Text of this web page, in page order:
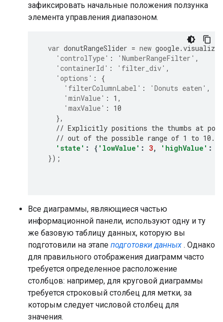
зафиксировать начальные положения ползунка
элемента управления диапазоном.
var donutRangeSlider = new google.
'controlType' : 'NumberRangeFilter' ,
'containerId' : 'filter_div' ,
'options' :
{
'filterColumnLabel' : 'Donuts eaten' ,
'minValue' : 1 ,
'maxValue' :
10
},
// Explicitly positions the thumbs at
// out of the possible range of 1 to 10.
'state' : { 'lowValue' : 3, 'highValue' :
});
Все диаграммы, являющиеся частью
информационной панели, используют одну и ту
же базовую таблицу данных, которую вы
подготовили на этапе подготовки данных . Однако
для правильного отображения диаграмм часто
требуется определенное расположение
столбцов: например, для круговой диаграммы
требуется строковый столбец для метки, за
которым следует числовой столбец для
значения.